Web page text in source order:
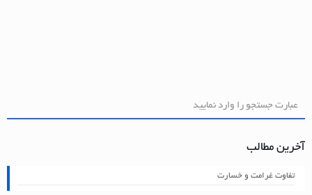
آخرین مطالب
تفاوت غرامت و خسارت